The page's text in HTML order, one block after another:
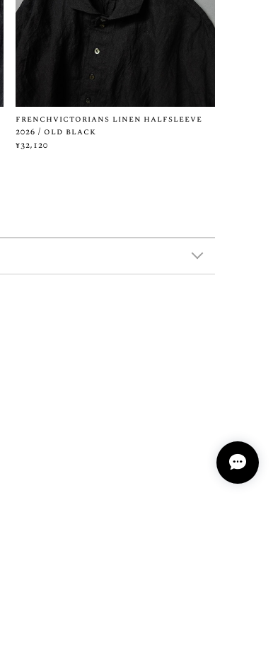
frenchvictorians linen halfsleeve
2026 / old black
¥32,120